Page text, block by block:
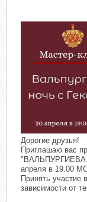
Дорогие друзья!
Приглашаю вас
"ВАЛЬПУРГИЕВА
апреля в 19.00
Принять
зависимости от